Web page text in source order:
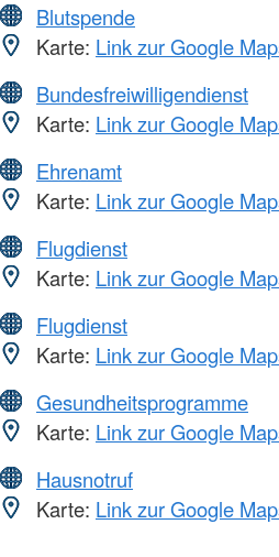
Blutspende
Karte: Link zur Google
Bundesfreiwilligendienst
Karte: Link zur Google
Ehrenamt
Karte: Link zur Google
Flugdienst
Karte: Link zur Google
Flugdienst
Karte: Link zur Google
Gesundheitsprogramme
Karte: Link zur Google
Hausnotruf
Karte: Link zur Google